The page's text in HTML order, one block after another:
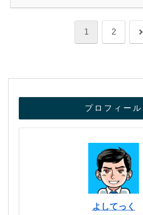
1 2 次
プロフィール
よしてっく